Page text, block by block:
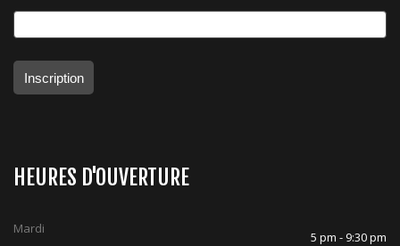
Inscription
HEURES D'OUVERTURE
Mardi
5 pm - 9:30 pm